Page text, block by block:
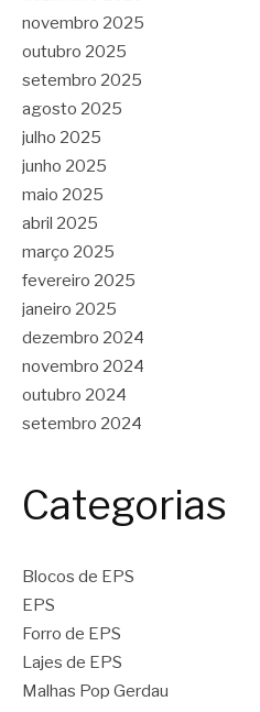
novembro 2025
outubro 2025
setembro 2025
agosto 2025
julho 2025
junho 2025
maio 2025
abril 2025
março 2025
fevereiro 2025
janeiro 2025
dezembro 2024
novembro 2024
outubro 2024
setembro 2024
Categorias
Blocos de EPS
EPS
Forro de EPS
Lajes de EPS
Malhas Pop Gerdau